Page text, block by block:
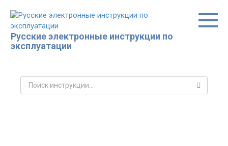
контенту
Русские электронные инструкции по
эксплуатации
Поиск: